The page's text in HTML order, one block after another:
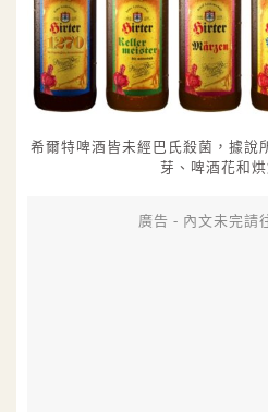
希爾特啤酒皆未經巴氏殺菌，據說
芽、啤酒花和烘
廣告 - 內文未完請